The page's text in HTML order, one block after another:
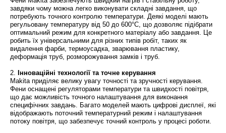
завдяки чому можна легко виконувати складні завдання, що
потребують точного контролю температури. Деякі моделі мають
регульовану температуру від 50 до 600°C, що дозволяє підібрати
оптимальний режим для конкретного матеріалу або завдання. Це
робить їх універсальними для різних типів робіт, таких як
видалення фарби, термоусадка, зварювання пластику,
деформація труб, розморожування замків і труб.
2. Інноваційні технології та точне керування
Makita приділяє велику увагу точності та зручності керування.
Фени оснащені регуляторами температури та швидкості повітря,
що дає можливість точного налаштування для виконання
специфічних завдань. Багато моделей мають цифрові дисплеї, які
відображають поточний температурний режим і налаштування
потоку повітря, що забезпечує точний контроль у процесі роботи.